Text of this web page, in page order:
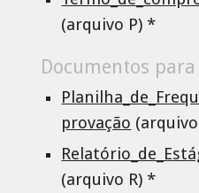
(arquivo P) *
Documentos
provação (arquivo
(arquivo R) *